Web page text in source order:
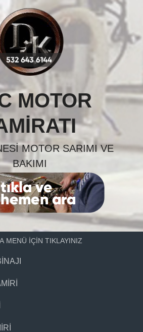
MOTOR
MOTOR SARIMI VE
BAKIMI
MENÜ İÇİN TIKLAYINIZ